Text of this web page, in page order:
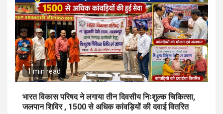
1 min read
भारत विकास परिषद ने लगाया तीन दिवसीय निःशुल्क चिकित्सा,
जलपान शिविर , 1500 से अधिक कांवड़ियों की दवाई वितरित